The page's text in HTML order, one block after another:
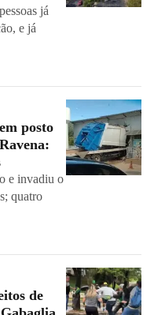
já
e já
posto
e invadiu o
quatro
de